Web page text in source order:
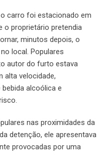
carro foi estacionado em
o proprietário pretendia
minutos depois, o
local. Populares
autor do furto estava
alta velocidade,
alcoólica e
nas proximidades da
detenção, ele apresentava
provocadas por uma